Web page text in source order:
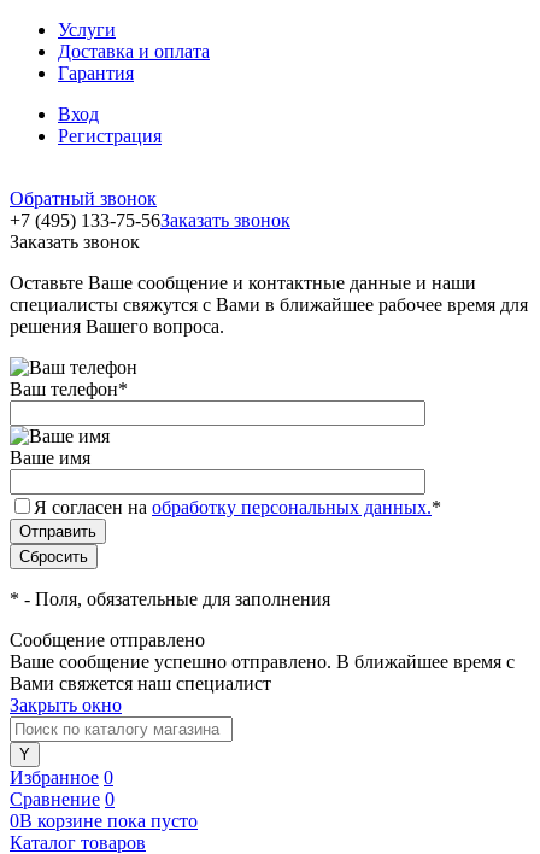
Услуги
Доставка и оплата
Гарантия
Вход
Регистрация
Обратный звонок
+7 (495) 133-75-56Заказать звонок
Заказать звонок
Оставьте Ваше сообщение и контактные данные и наши
специалисты свяжутся с Вами в ближайшее рабочее время для
решения Вашего вопроса.
Ваш телефон*
Ваше имя
Я согласен на обработку персональных данных.*
* - Поля, обязательные для заполнения
Сообщение отправлено
Ваше сообщение успешно отправлено. В ближайшее время с
Вами свяжется наш специалист
Закрыть окно
Избранное 0
Сравнение 0
0В корзине пока пусто
Каталог товаров